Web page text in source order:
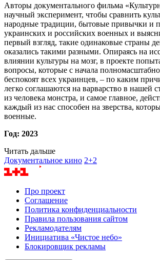
Авторы документального фильма
научный эксперимент, чтобы сравнить
народные традиции, бытовые привычки и
украинских и российских военных и
первый взгляд, такие одинаковые страны
оказались такими разными. Опираясь на
влиянии культуры на мозг, в проекте
вопросы, которые с начала
беспокоят всех украинцев, – по каким
легко соглашаются на варварство в нашей
из человека монстра, и самое главное,
каждый из нас способен на зверства,
военные.
Год: 2023
Читать дальше
Документальное кино 2+2
Про проект
Соглашение
Политика конфиденциальности
Правила пользования сайтом
Рекламодателям
Инициатива «Чистое небо»
Блокировщик рекламы